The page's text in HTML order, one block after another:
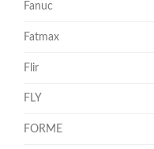
Fanuc
Fatmax
Flir
FLY
FORME